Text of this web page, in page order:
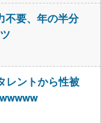
不要、年の半分
レントから性被